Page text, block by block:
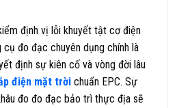
định vị lỗi khuyết tật cơ điện
đo đạc chuyên dụng chính là
định sự kiên cố và vòng đời lâu
điện mặt trời chuẩn EPC. Sự
đo đo đạc bảo trì thực địa sẽ